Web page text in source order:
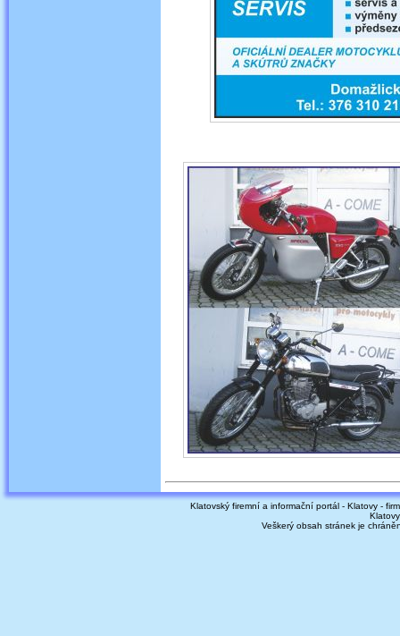
Klatovský firemní a informační portál - Klatovy -
Veškerý obsah stránek je